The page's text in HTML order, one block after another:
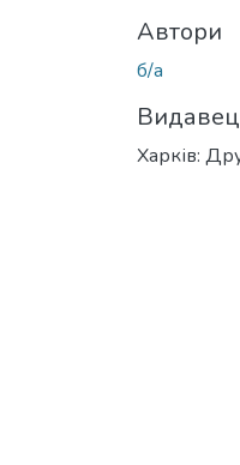
Автори
б/а
Харків: